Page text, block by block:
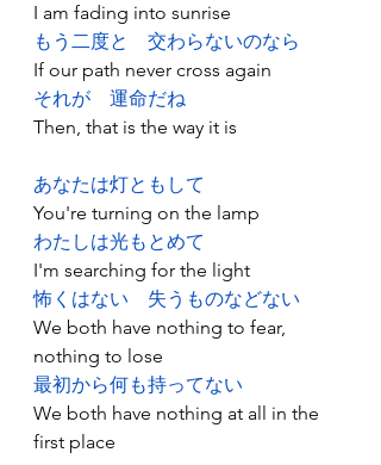
I am fading into sunrise
もう二度と
交わらないのなら
If our path never cross again
それが
運命だね
Then, that is the way it is
あなたは灯ともして
You're turning on the lamp
わたしは光もとめて
I'm searching for the light
怖くはない
失うものなどない
We both have nothing to fear,
nothing to lose
最初から何も持ってない
We both have nothing at all in the
first place